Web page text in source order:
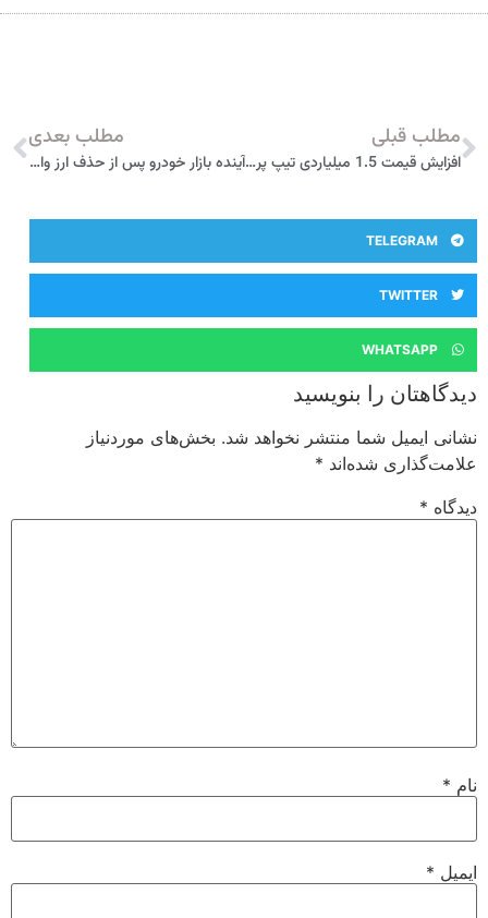
مطلب قبلی
افزایش قیمت 1.5 میلیاردی تیپ پرو فولکس واگن ID4 – دی 1404
مطلب بعدی
آینده بازار خودرو پس از حذف ارز واردات
TELEGRAM
TWITTER
WHATSAPP
دیدگاهتان را بنویسید
نشانی ایمیل شما منتشر نخواهد شد. بخش‌های موردنیاز
علامت‌گذاری شده‌اند*
دیدگاه*
نام*
ایمیل*